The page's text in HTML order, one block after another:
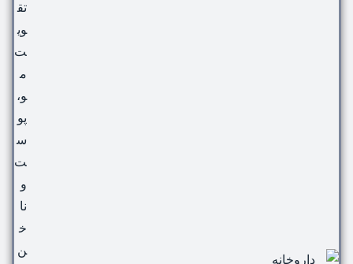
تق
وی
ت
م
و،
پو
س
ت
و
نا
خ
ن